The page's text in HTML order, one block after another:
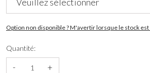
Option non disponible ? M'avertir lorsque le stock
Quantité:
- +